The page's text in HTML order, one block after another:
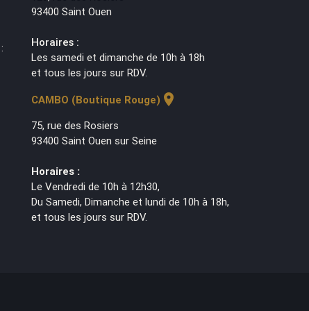
93400 Saint Ouen
Horaires :
Les samedi et dimanche de 10h à 18h
et tous les jours sur RDV.
CAMBO (Boutique Rouge) location_on
75, rue des Rosiers
93400 Saint Ouen sur Seine
Horaires :
Le Vendredi de 10h à 12h30,
Du Samedi, Dimanche et lundi de 10h à 18h,
et tous les jours sur RDV.